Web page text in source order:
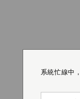
系統忙線中
系統忙線中
系統忙線中
系統忙線中
系統忙線中